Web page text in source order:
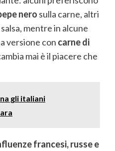
nero sulla carne, altri
mentre in alcune
versione con carne di
mai è il piacere che
gli italiani
francesi, russe e